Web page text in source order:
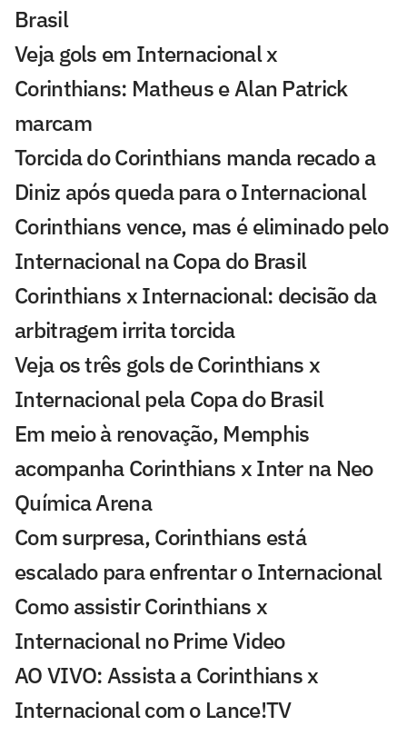
Brasil
Veja gols em Internacional x
Corinthians: Matheus e Alan Patrick
marcam
Torcida do Corinthians manda recado a
Diniz após queda para o Internacional
Corinthians vence, mas é eliminado pelo
Internacional na Copa do Brasil
Corinthians x Internacional: decisão da
arbitragem irrita torcida
Veja os três gols de Corinthians x
Internacional pela Copa do Brasil
Em meio à renovação, Memphis
acompanha Corinthians x Inter na Neo
Química Arena
Com surpresa, Corinthians está
escalado para enfrentar o Internacional
Como assistir Corinthians x
Internacional no Prime Video
AO VIVO: Assista a Corinthians x
Internacional com o Lance!TV